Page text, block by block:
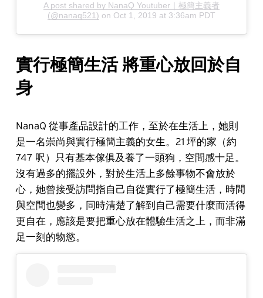
A post shared by NanaQ Youtuber｜極簡主義者
(@nanaq521) on Oct 1, 2019 at 3:36am PDT
實行極簡生活 將重心放回於自
身
NanaQ 從事產品設計的工作，至於在生活上，她則
是一名崇尚與實行極簡主義的女生。21 坪的家（約
747 呎）只有基本傢俱及養了一頭狗，空間感十足。
沒有過多的擺設外，對於生活上多餘事物不會放於
心，她曾接受訪問指自己自從實行了極簡生活，時間
與空間也變多，同時清楚了解到自己需要什麼而活得
更自在，應該是要把重心放在體驗生活之上，而非滿
足一刻的物慾。